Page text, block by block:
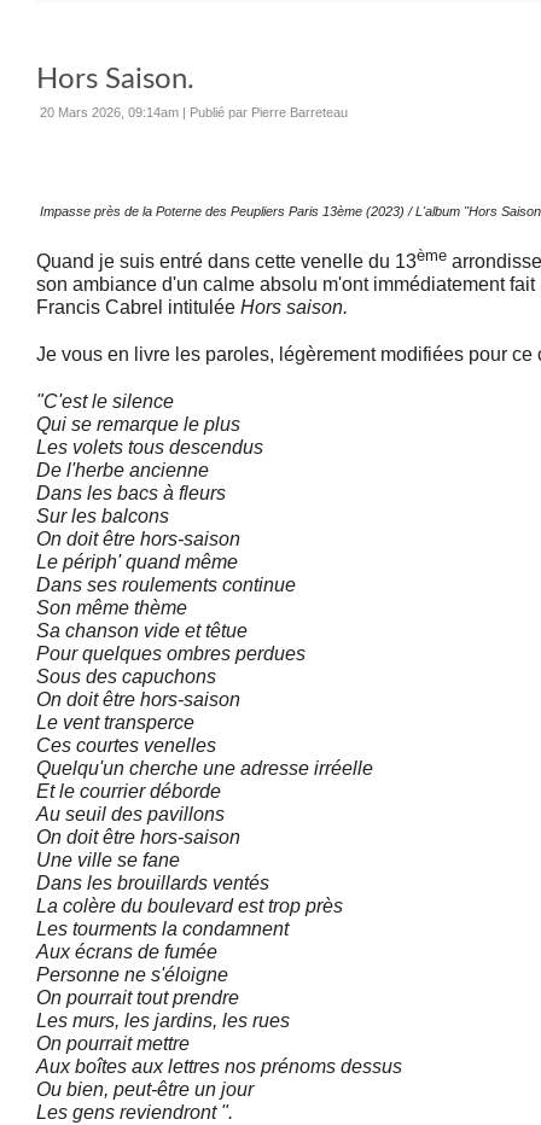
Hors Saison.
20 Mars 2026, 09:14am | Publié par Pierre Barreteau
Impasse près de la Poterne des Peupliers Paris 13ème (2023) / L'album "Hors
Quand je suis entré dans cette venelle du 13ème
son ambiance d'un calme absolu m'ont immédiatement
Francis Cabrel intitulée Hors saison.
Je vous en livre les paroles, légèrement modifiées pour ce
"C'est le silence
Qui se remarque le plus
Les volets tous descendus
De l'herbe ancienne
Dans les bacs à fleurs
Sur les balcons
On doit être hors-saison
Le périph' quand même
Dans ses roulements continue
Son même thème
Sa chanson vide et têtue
Pour quelques ombres perdues
Sous des capuchons
On doit être hors-saison
Le vent transperce
Ces courtes venelles
Quelqu'un cherche une adresse irréelle
Et le courrier déborde
Au seuil des pavillons
On doit être hors-saison
Une ville se fane
Dans les brouillards ventés
La colère du boulevard est trop près
Les tourments la condamnent
Aux écrans de fumée
Personne ne s'éloigne
On pourrait tout prendre
Les murs, les jardins, les rues
On pourrait mettre
Aux boîtes aux lettres nos prénoms dessus
Ou bien, peut-être un jour
Les gens reviendront ".